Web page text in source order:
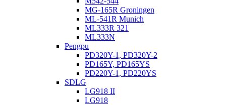
MG-165R Groningen
ML-541R Munich
ML333R 321
ML333N
Pengpu
PD320Y-1, PD320Y-2
PD165Y, PD165YS
PD220Y-1, PD220YS
SDLG
LG918 II
LG918